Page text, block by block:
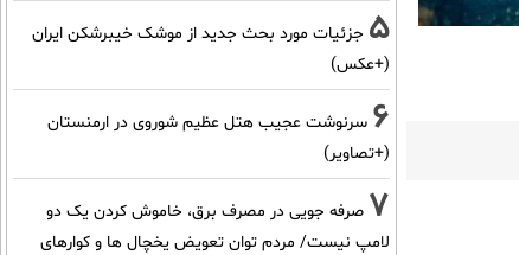
5 جزئیات مورد بحث جدید از موشک خیبرشکن ایران
(+عکس)
6 سرنوشت عجیب هتل عظیم شوروی در ارمنستان
(+تصاویر)
7 صرفه جویی در مصرف برق، خاموش کردن یک دو
لامپ نیست/ مردم توان تعویض یخچال ها و کوارهای